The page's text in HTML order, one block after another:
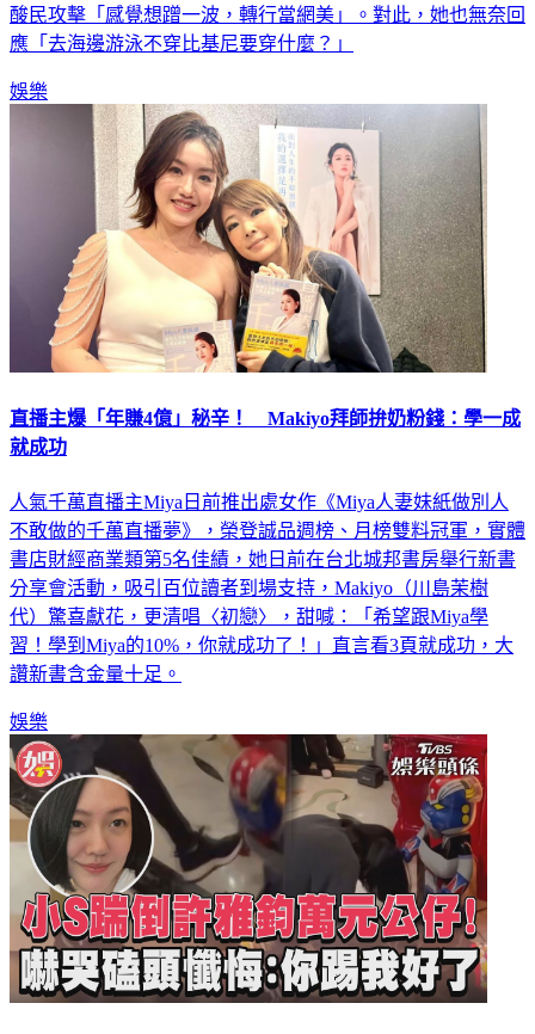
酸民攻擊「感覺想蹭一波，轉行當網美」。對此，她也無奈回
應「去海邊游泳不穿比基尼要穿什麼？」
娛樂
直播主爆「年賺4億」秘辛！ Makiyo拜師拚奶粉錢：學一成
就成功
人氣千萬直播主Miya日前推出處女作《Miya人妻妹紙做別人
不敢做的千萬直播夢》，榮登誠品週榜、月榜雙料冠軍，實體
書店財經商業類第5名佳績，她日前在台北城邦書房舉行新書
分享會活動，吸引百位讀者到場支持，Makiyo（川島茉樹
代）驚喜獻花，更清唱〈初戀〉，甜喊：「希望跟Miya學
習！學到Miya的10%，你就成功了！」直言看3頁就成功，大
讚新書含金量十足。
娛樂